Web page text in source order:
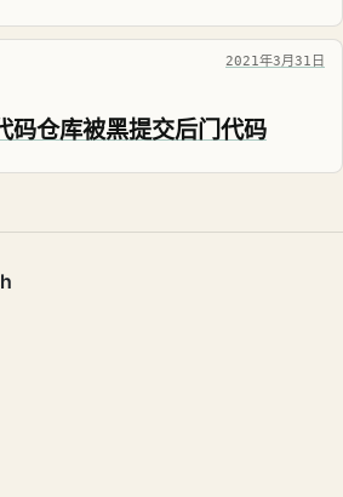
2021年3月31日
码仓库被黑提交后门代码